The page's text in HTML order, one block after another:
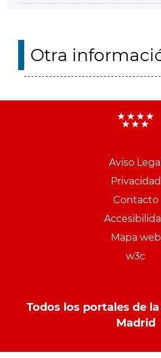
Otra
Aviso Legal
Privacidad
Contacto
Mapa web
w3c
Todos los portales de
Madrid